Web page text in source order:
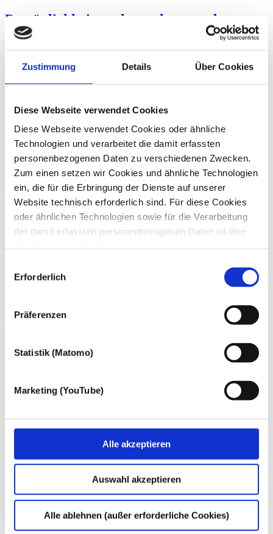
Zustimmung Details Über Cookies
Diese Webseite verwendet Cookies
Diese Webseite verwendet Cookies oder ähnliche
Technologien und verarbeitet die damit erfassten
personenbezogenen Daten zu verschiedenen Zwecken.
Zum einen setzen wir Cookies und ähnliche Technologien
ein, die für die Erbringung der Dienste auf unserer
Website technisch erforderlich sind. Für diese Cookies
oder ähnlichen Technologien sowie für die Verarbeitung
der damit erfassten personenbezogenen Daten ist Ihre
mit Ihrer ausdrücklichen Einwilligung einsetzen und die
Erforderlich
Präferenzen
Statistik (Matomo)
Marketing (YouTube)
Alle akzeptieren
Auswahl akzeptieren
Alle ablehnen (außer erforderliche Cookies)
Persönlichkeitsrechtsverletzung des
Nachbarn durch Überwachungskamera
Nicht selten landen Nachbarschaftsstreitigkeiten vor Gericht. So
auch der nun vom Landgericht Frankenthal (LG) entschiedene Fall:
Zwei Nachbarn führten seit Jahren einen erbitterten Streit. Vor
installierte einer der Nachbarn eine Kamera an seiner Hauswand.
Das LG entschied: Die Kamera muss weg!
Privatpersonen
EU-DSGVO
Datenschutz
18. Juni2020
Neue Prüfungsstandards für Anbieter von
Cloud-Diensten
Das Bundesamt für Sicherheit in der Informationstechnik hat seinen
Kriterienkatalog C5 (Cloud Computing Compliance Criteria
Catalogue) mit den Mindestanforderungen an ein sicheres Cloud
als Prüfungsgrundlage für das Risikomanagement eines Cloud-
Anbieters sowie als wichtige Orientierungshilfe für die Anbieter
IT-Sicherheit
IT-Prüfung und Beratung
Dr. Christian Lenz
Informationstechnologierecht
Zum Profil von Dr. Christian Lenz
Kirsten Garling
IT-Recht Datenschutz